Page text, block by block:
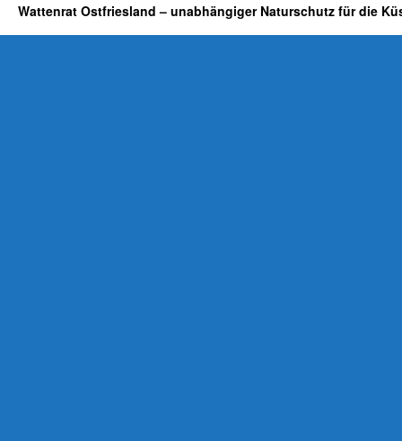
Wattenrat Ostfriesland – unabhängiger Naturschutz für die